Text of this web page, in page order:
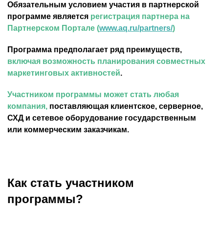
Обязательным условием участия в партнерской
программе является регистрация партнера на
Партнерском Портале (www.aq.ru/partners/)
Программа предполагает ряд преимуществ,
включая возможность планирования совместных
маркетинговых активностей.
Участником программы может стать любая
компания, поставляющая клиентское, серверное,
СХД и сетевое оборудование государственным
или коммерческим заказчикам.
Как стать участником
программы?